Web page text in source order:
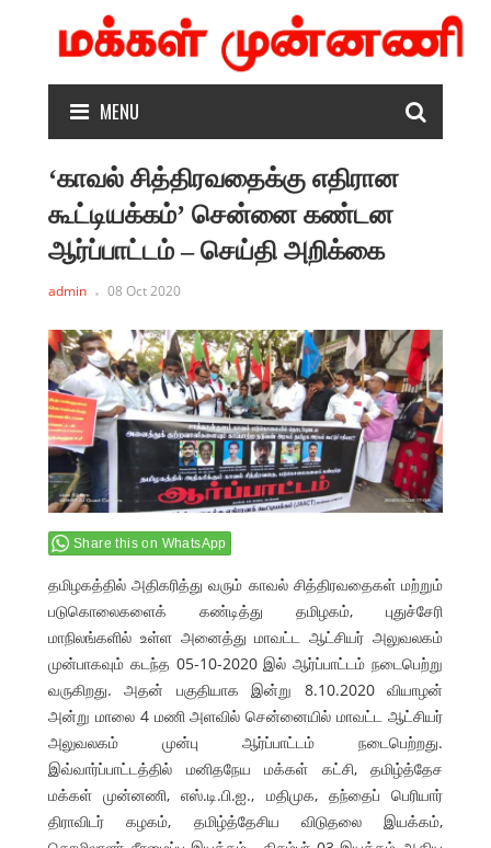
MENU
‘காவல் சித்திரவதைக்கு எதிரான
கூட்டியக்கம்’ சென்னை கண்டன
ஆர்ப்பாட்டம் – செய்தி அறிக்கை
admin 08 Oct 2020
Share this on WhatsApp
தமிழகத்தில் அதிகரித்து வரும் காவல் சித்திரவதைகள் மற்றும்
படுகொலைகளைக் கண்டித்து தமிழகம், புதுச்சேரி
மாநிலங்களில் உள்ள அனைத்து மாவட்ட ஆட்சியர் அலுவலகம்
முன்பாகவும் கடந்த 05-10-2020 இல் ஆர்ப்பாட்டம் நடைபெற்று
வருகிறது. அதன் பகுதியாக இன்று 8.10.2020 வியாழன்
அன்று மாலை 4 மணி அளவில் சென்னையில் மாவட்ட ஆட்சியர்
அலுவலகம் முன்பு ஆர்ப்பாட்டம் நடைபெற்றது.
இவ்வார்ப்பாட்டத்தில் மனிதநேய மக்கள் கட்சி, தமிழ்த்தேச
மக்கள் முன்னணி, எஸ்.டி.பி.ஐ., மதிமுக, தந்தைப் பெரியார்
திராவிடர் கழகம், தமிழ்த்தேசிய விடுதலை இயக்கம்,